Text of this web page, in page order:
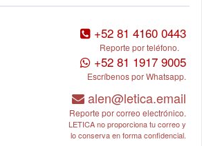
+52 81 4160 0443
Reporte por teléfono.
+52 81 1917 9005
Escríbenos por Whatsapp.
alen@letica.email
Reporte por correo electrónico.
LETICA no proporciona tu correo y
lo conserva en forma confidencial.